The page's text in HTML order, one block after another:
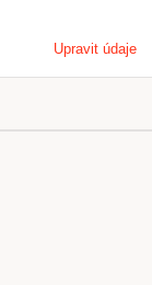
Upravit údaje